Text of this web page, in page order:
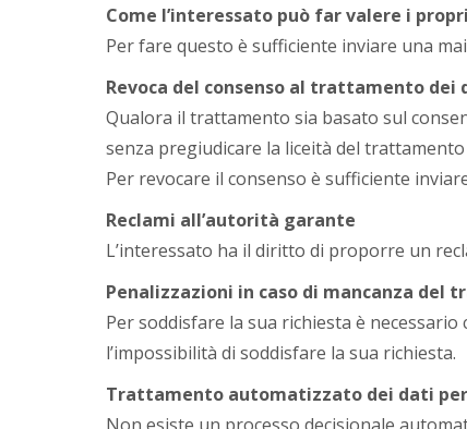
Come l’interessato può far valere i
Per fare questo è sufficiente inviare una
Revoca del consenso al trattamento dei
Qualora il trattamento sia basato sul
senza pregiudicare la liceità del
Per revocare il consenso è sufficiente
Reclami all’autorità garante
L’interessato ha il diritto di proporre un
Penalizzazioni in caso di mancanza del
Per soddisfare la sua richiesta è
l’impossibilità di soddisfare la sua richiesta.
Trattamento automatizzato dei dati